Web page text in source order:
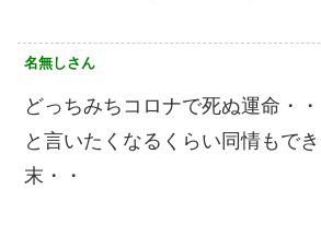
名無しさん
どっちみちコロナで死ぬ運命・
と言いたくなるくらい同情もで
末・・